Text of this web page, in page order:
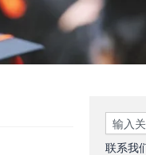
Search
联系我